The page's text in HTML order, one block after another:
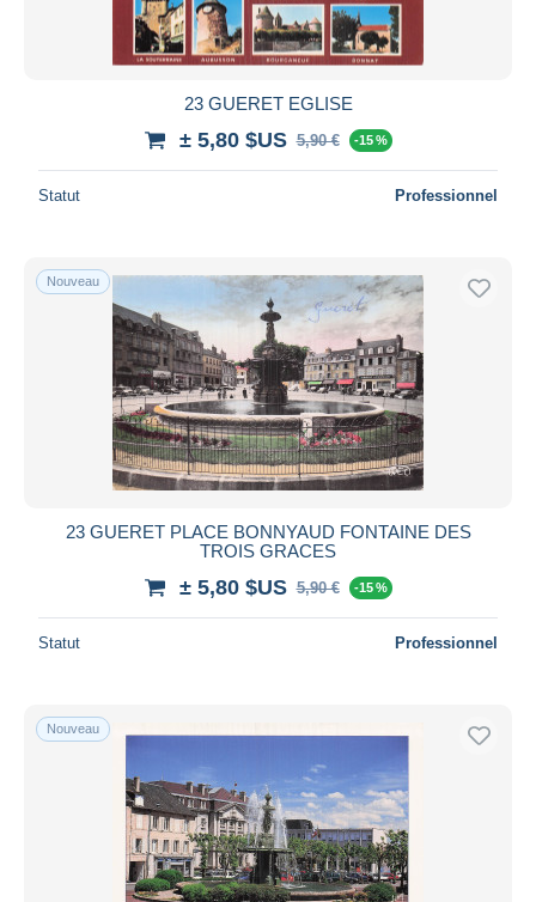
23 GUERET EGLISE
± 5,80 $US 5,90 € -15 %
Statut Professionnel
Nouveau
23 GUERET PLACE BONNYAUD FONTAINE DES
TROIS GRACES
± 5,80 $US 5,90 € -15 %
Statut Professionnel
Nouveau